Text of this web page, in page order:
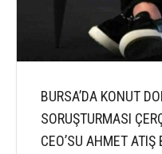
BURSA’DA KONUT
SORUŞTURMASI
CEO’SU AHMET